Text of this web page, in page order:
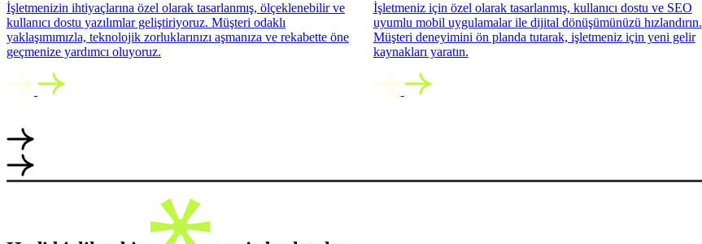
İşletmenizin ihtiyaçlarına özel olarak tasarlanmış, ölçeklenebilir ve
kullanıcı dostu yazılımlar geliştiriyoruz. Müşteri odaklı
yaklaşımımızla, teknolojik zorluklarınızı aşmanıza ve rekabette öne
geçmenize yardımcı oluyoruz.
İşletmeniz için özel olarak tasarlanmış, kullanıcı dostu ve SEO
uyumlu mobil uygulamalar ile dijital dönüşümünüzü hızlandırın.
Müşteri deneyimini ön planda tutarak, işletmeniz için yeni gelir
kaynakları yaratın.